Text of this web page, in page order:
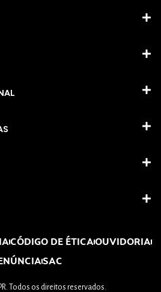
CÓDIGO DE ÉTICAOUVIDORIA
SAC
Todos os direitos reservados.